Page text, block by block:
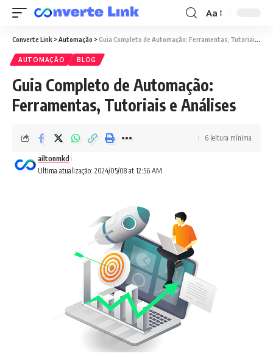
Aa
Converte Link >Automação >Guia Completo de Automação: Ferramentas, Tutoriais e Análises
AUTOMAÇÃO BLOG
Guia Completo de Automação:
Ferramentas, Tutoriais e Análises
Ultima atualização: 2024/05/08 at 12:56 AM
ailtonmkd
6 leitura mínima